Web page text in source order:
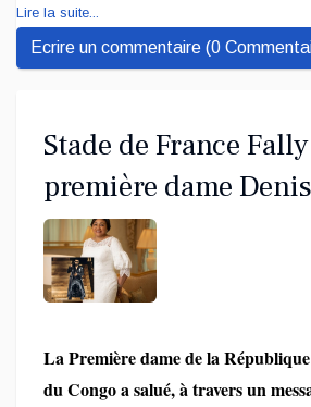
Lire la suite...
Ecrire un commentaire (0
Stade de France
première dame
salue un exploit
La Première dame de la
du Congo a salué, à travers un